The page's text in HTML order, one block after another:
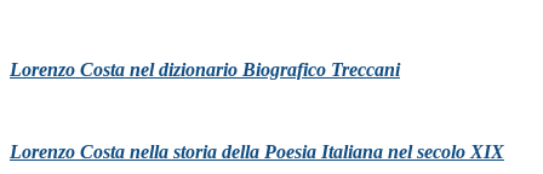
Lorenzo Costa nel dizionario Biografico Treccani
Lorenzo Costa nella storia della Poesia Italiana nel secolo XIX